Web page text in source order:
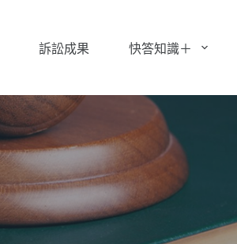
訴訟成果 快答知識＋